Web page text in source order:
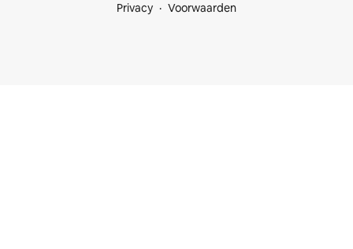
Privacy
Voorwaarden